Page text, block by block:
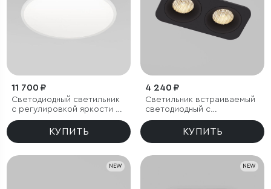
11 700 ₽
Светодиодный светильник
с регулировкой яркости и
цветовой температуры
КУПИТЬ
4 240 ₽
Светильник встраиваемый
светодиодный с
антибликовой решеткой
Tetro 20W 3000K черный
КУПИТЬ
NEW NEW